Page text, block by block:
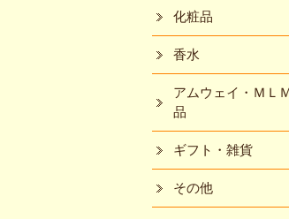
化粧品
香水
アムウェイ・ＭＬ
品
ギフト・雑貨
その他